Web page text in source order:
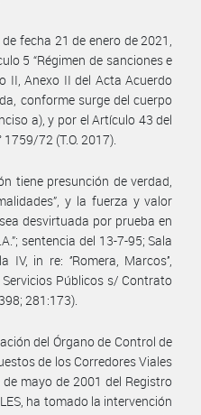
fecha 21 de enero de 2021,
5 “Régimen de sanciones e
II, Anexo II del Acta Acuerdo
conforme surge del cuerpo
a), y por el Artículo 43 del
72 (T.O. 2017).
tiene presunción de verdad,
y la fuerza y valor
desvirtuada por prueba en
sentencia del 13-7-95; Sala
in re: ‘’Romera, Marcos’’,
Servicios Públicos s/ Contrato
281:173).
del Órgano de Control de
de los Corredores Viales
mayo de 2001 del Registro
ha tomado la intervención